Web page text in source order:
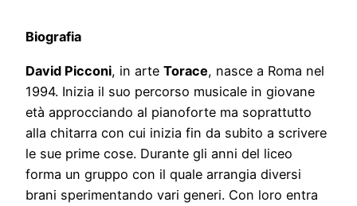
Biografia
David Picconi, in arte Torace, nasce a Roma nel
1994. Inizia il suo percorso musicale in giovane
età approcciando al pianoforte ma soprattutto
alla chitarra con cui inizia fin da subito a scrivere
le sue prime cose. Durante gli anni del liceo
forma un gruppo con il quale arrangia diversi
brani sperimentando vari generi. Con loro entra